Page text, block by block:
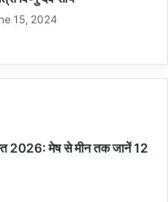
15, 2024
2026: मेष से मीन तक जानें 12